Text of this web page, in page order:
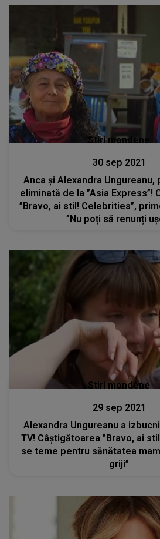
Stiri mondene
30 sep 2021
Anca și Alexandra Ungureanu,
eliminată de la ”Asia Express”!
”Bravo, ai stil! Celebrities”,
”Nu poți să renunți
Stiri mondene
29 sep 2021
Alexandra Ungureanu a
TV! Câștigătoarea ”Bravo, ai
se teme pentru sănătatea
griji”